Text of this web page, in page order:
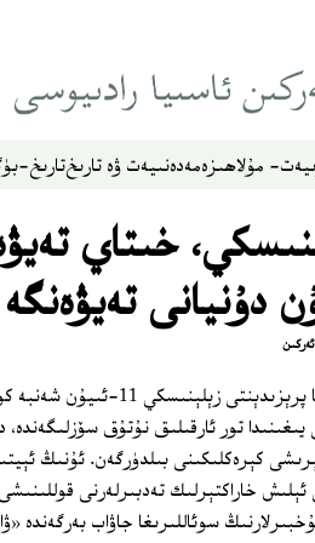
مۇلاھىزەمەدەنىيەت ۋە تارىختارىخ-
خىتاي
دۇنيانى
ئۇكرائىنا پرېزىدېنتى
يىغىنىدا تور ئارقىلىق نۇتۇق
كېرەكلىكىنى بىلدۈرگەن. ئۇنىڭ
ئېلىش خاراكتېرلىك تەدبىرلەرنى
سوئاللىرىغا جاۋاب